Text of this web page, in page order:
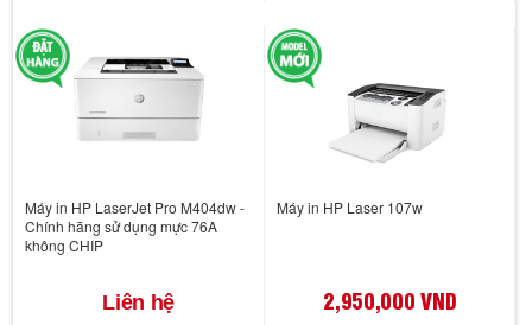
Máy in HP LaserJet Pro M404dw -
Chính hãng sử dụng mực 76A
không CHIP
Liên hệ
Máy in HP Laser 107w
2,950,000 VND